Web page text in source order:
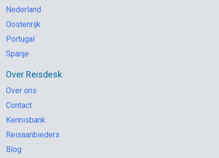
Nederland
Oostenrijk
Portugal
Spanje
Over Reisdesk
Over ons
Contact
Kennisbank
Reisaanbieders
Blog